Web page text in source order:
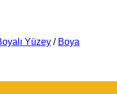
Yüzey / Boya